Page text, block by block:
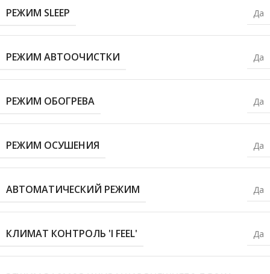
РЕЖИМ SLEEP Да
РЕЖИМ АВТООЧИСТКИ Да
РЕЖИМ ОБОГРЕВА Да
РЕЖИМ ОСУШЕНИЯ Да
АВТОМАТИЧЕСКИЙ РЕЖИМ Да
КЛИМАТ КОНТРОЛЬ 'I FEEL' Да